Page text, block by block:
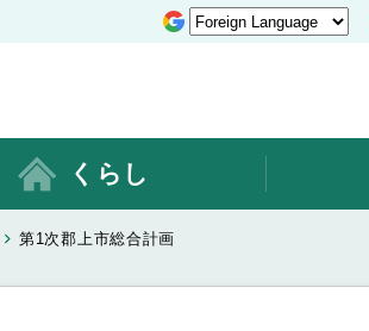
くらし
第1次郡上市総合計画